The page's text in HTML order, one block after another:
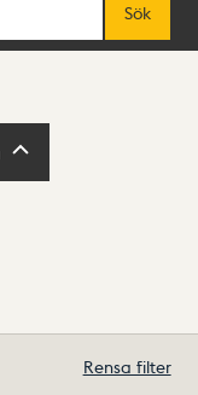
Sök
Rensa filter